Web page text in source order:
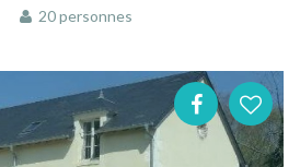
20 personnes